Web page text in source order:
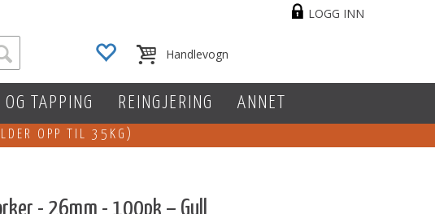
LOGG INN
OG TAPPING REINGJERING ANNET
OPP TIL 35KG)
- 26mm - 100pk – Gull